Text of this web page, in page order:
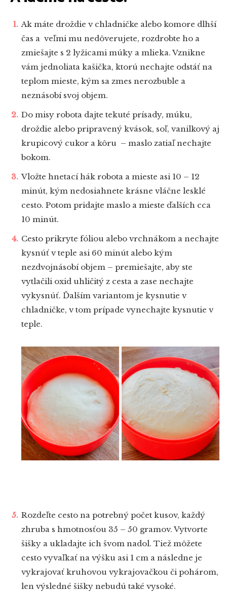
Ak máte droždie v chladničke alebo komore dlhší
čas a veľmi mu nedôverujete, rozdrobte ho a
zmiešajte s 2 lyžicami múky a mlieka. Vznikne
vám jednoliata kašička, ktorú nechajte odstáť na
teplom mieste, kým sa zmes nerozbuble a
neznásobí svoj objem.
Do misy robota dajte tekuté prísady, múku,
droždie alebo pripravený kvások, soľ, vanilkový aj
krupicový cukor a kôru – maslo zatiaľ nechajte
bokom.
Vložte hnetací hák robota a mieste asi 10 – 12
minút, kým nedosiahnete krásne vláčne lesklé
cesto. Potom pridajte maslo a mieste ďalších cca
10 minút.
Cesto prikryte fóliou alebo vrchnákom a nechajte
kysnúť v teple asi 60 minút alebo kým
nezdvojnásobí objem – premiešajte, aby ste
vytlačili oxid uhličitý z cesta a zase nechajte
vykysnúť. Ďalším variantom je kysnutie v
chladničke, v tom prípade vynechajte kysnutie v
teple.
Rozdeľte cesto na potrebný počet kusov, každý
zhruba s hmotnosťou 35 – 50 gramov. Vytvorte
šišky a ukladajte ich švom nadol. Tiež môžete
cesto vyvaľkať na výšku asi 1 cm a následne je
vykrajovať kruhovou vykrajovačkou či pohárom,
len výsledné šišky nebudú také vysoké.